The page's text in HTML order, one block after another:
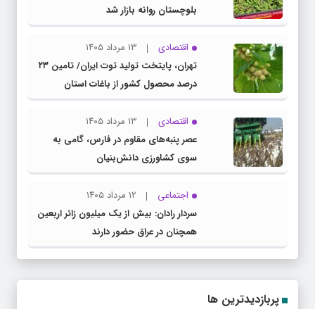
بلوچستان روانه بازار شد
اقتصادی
۱۳ مرداد ۱۴۰۵
تهران، پایتخت تولید توت ایران/ تامین ۲۳
درصد محصول کشور از باغات استان
اقتصادی
۱۳ مرداد ۱۴۰۵
عصر پنبه‌های مقاوم در فارس، گامی به
سوی کشاورزی دانش‌بنیان
اجتماعی
۱۲ مرداد ۱۴۰۵
سردار رادان: بیش از یک میلیون زائر اربعین
همچنان در عراق حضور دارند
پربازدیدترین ها